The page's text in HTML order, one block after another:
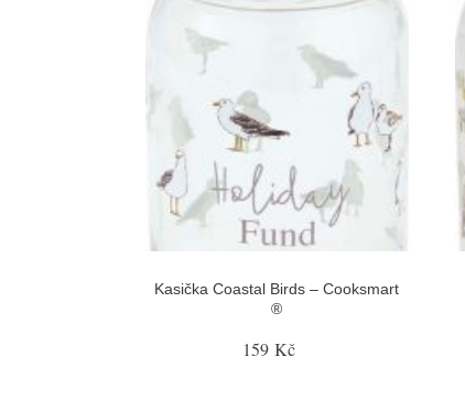
Kasička Coastal Birds – Cooksmart
®
159 Kč